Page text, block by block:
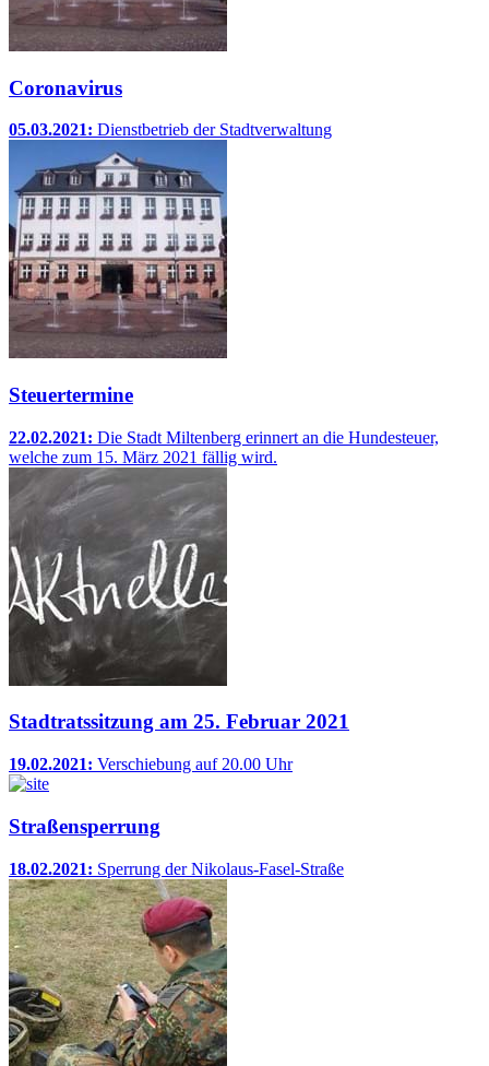
Coronavirus
05.03.2021: Dienstbetrieb der Stadtverwaltung
Steuertermine
22.02.2021: Die Stadt Miltenberg erinnert an die Hundesteuer,
welche zum 15. März 2021 fällig wird.
Stadtratssitzung am 25. Februar 2021
19.02.2021: Verschiebung auf 20.00 Uhr
Straßensperrung
18.02.2021: Sperrung der Nikolaus-Fasel-Straße